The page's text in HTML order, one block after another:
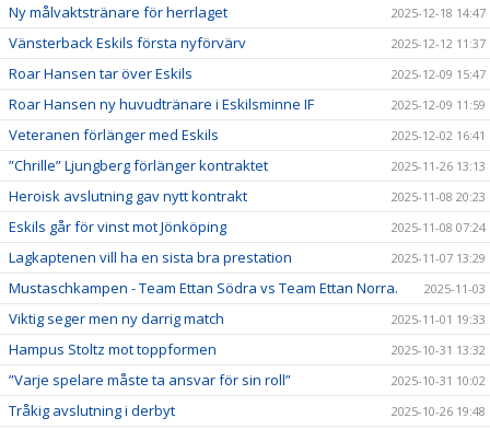
Ny målvaktstränare för herrlaget 2025-12-18 14:47
Vänsterback Eskils första nyförvärv 2025-12-12 11:37
Roar Hansen tar över Eskils 2025-12-09 15:47
Roar Hansen ny huvudtränare i Eskilsminne IF 2025-12-09 11:59
Veteranen förlänger med Eskils 2025-12-02 16:41
”Chrille” Ljungberg förlänger kontraktet 2025-11-26 13:13
Heroisk avslutning gav nytt kontrakt 2025-11-08 20:23
Eskils går för vinst mot Jönköping 2025-11-08 07:24
Lagkaptenen vill ha en sista bra prestation 2025-11-07 13:29
Mustaschkampen - Team Ettan Södra vs Team Ettan Norra. 2025-11-03
Viktig seger men ny darrig match 2025-11-01 19:33
Hampus Stoltz mot toppformen 2025-10-31 13:32
”Varje spelare måste ta ansvar för sin roll” 2025-10-31 10:02
Tråkig avslutning i derbyt 2025-10-26 19:48